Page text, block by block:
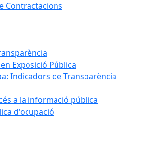
Contractacions
Exposició Pública
Indicadors de Transparència
a la informació pública
d'ocupació